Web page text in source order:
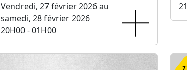
Vendredi, 27 février 2026 au
samedi, 28 février 2026
20H00 - 01H00